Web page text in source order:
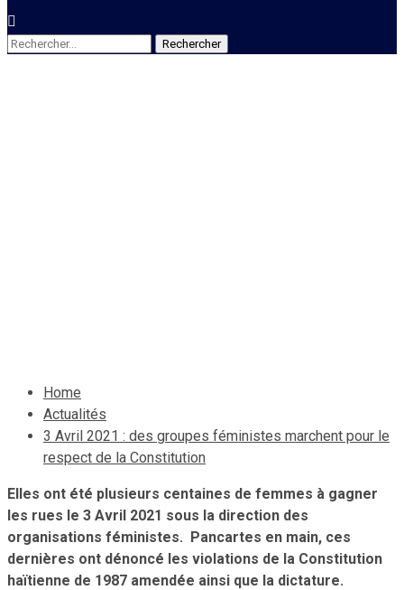
Rechercher :
Home
Actualités
3 Avril 2021 : des groupes féministes marchent pour le
respect de la Constitution
Elles ont été plusieurs centaines de femmes à gagner
les rues le 3 Avril 2021 sous la direction des
organisations féministes. Pancartes en main, ces
dernières ont dénoncé les violations de la Constitution
haïtienne de 1987 amendée ainsi que la dictature.